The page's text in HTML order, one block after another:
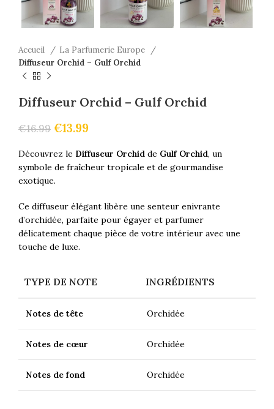
Accueil
La Parfumerie Europe
Diffuseur Orchid – Gulf Orchid
Diffuseur Orchid – Gulf Orchid
€16.99 €13.99
Découvrez le Diffuseur Orchid de Gulf Orchid, un
symbole de fraîcheur tropicale et de gourmandise
exotique.
Ce diffuseur élégant libère une senteur enivrante
d’orchidée, parfaite pour égayer et parfumer
délicatement chaque pièce de votre intérieur avec une
touche de luxe.
TYPE DE NOTE INGRÉDIENTS
Notes de tête Orchidée
Notes de cœur Orchidée
Notes de fond Orchidée